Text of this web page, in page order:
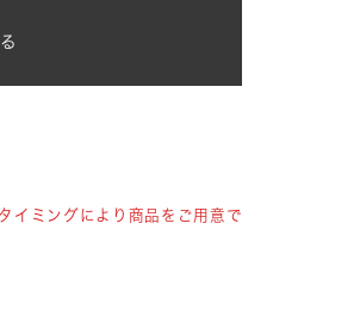
イミングにより商品をご用意で